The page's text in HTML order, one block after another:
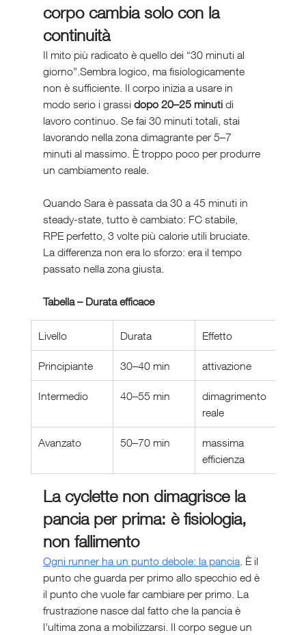
corpo cambia solo con la
continuità
Il mito più radicato è quello dei “30 minuti al
giorno”.Sembra logico, ma fisiologicamente
non è sufficiente. Il corpo inizia a usare in
modo serio i grassi dopo 20–25 minuti di
lavoro continuo. Se fai 30 minuti totali, stai
lavorando nella zona dimagrante per 5–7
minuti al massimo. È troppo poco per produrre
un cambiamento reale.
Quando Sara è passata da 30 a 45 minuti in
steady-state, tutto è cambiato: FC stabile,
RPE perfetto, 3 volte più calorie utili bruciate.
La differenza non era lo sforzo: era il tempo
passato nella zona giusta.
Tabella – Durata efficace
Livello Durata Effetto
Principiante 30–40 min attivazione
Intermedio 40–55 min
dimagrimento
reale
Avanzato 50–70 min
massima
efficienza
La cyclette non dimagrisce la
pancia per prima: è fisiologia,
non fallimento
Ogni runner ha un punto debole: la pancia. È il
punto che guarda per primo allo specchio ed è
il punto che vuole far cambiare per primo. La
frustrazione nasce dal fatto che la pancia è
l’ultima zona a mobilizzarsi. Il corpo segue un